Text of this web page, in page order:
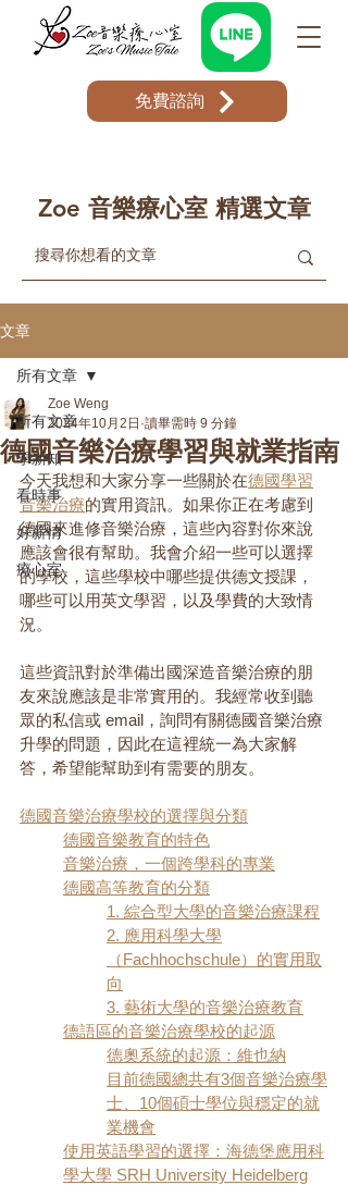
免費諮詢
Zoe 音樂療心室 精選文章
文章
所有文章
學新知
看時事
好薪情
療心室
所有文章
德國音樂治療學習與就業指南
Zoe Weng
2024年10月2日 讀畢需時 9 分鐘
今天我想和大家分享一些關於在德國學習
音樂治療的實用資訊。如果你正在考慮到
德國來進修音樂治療，這些內容對你來說
應該會很有幫助。我會介紹一些可以選擇
的學校，這些學校中哪些提供德文授課，
哪些可以用英文學習，以及學費的大致情
況。
這些資訊對於準備出國深造音樂治療的朋
友來說應該是非常實用的。我經常收到聽
眾的私信或 email，詢問有關德國音樂治療
升學的問題，因此在這裡統一為大家解
答，希望能幫助到有需要的朋友。
德國音樂治療學校的選擇與分類
德國音樂教育的特色
音樂治療，一個跨學科的專業
德國高等教育的分類
1. 綜合型大學的音樂治療課程
2. 應用科學大學
（Fachhochschule）的實用取
向
3. 藝術大學的音樂治療教育
德語區的音樂治療學校的起源
德奧系統的起源：維也納
目前德國總共有3個音樂治療學
士、10個碩士學位與穩定的就
業機會
使用英語學習的選擇：海德堡應用科
學大學 SRH University Heidelberg